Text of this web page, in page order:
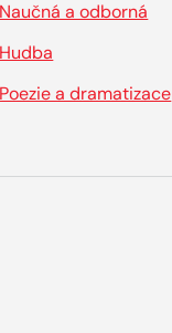
Naučná a odborná
Hudba
Poezie a dramatizace